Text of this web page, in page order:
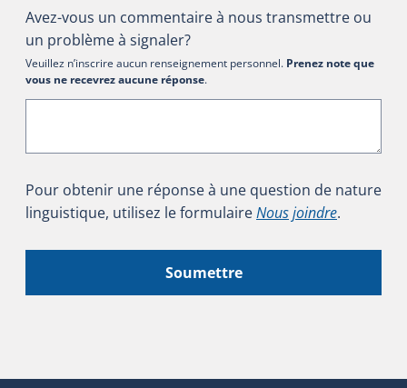
Avez-vous un commentaire à nous transmettre ou
un problème à signaler?
Veuillez n’inscrire aucun renseignement personnel. Prenez note que
vous ne recevrez aucune réponse.
Pour obtenir une réponse à une question de nature
linguistique, utilisez le formulaireNous joindre.
Soumettre